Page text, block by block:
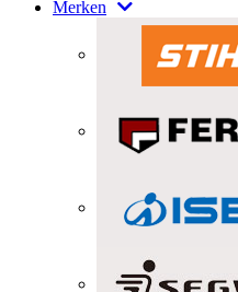
Merken